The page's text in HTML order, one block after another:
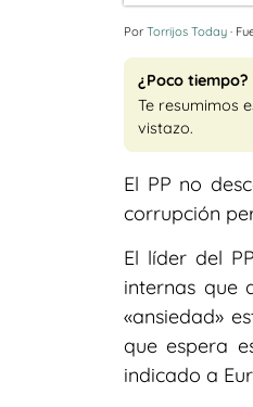
Por Torrijos Today ·
¿Poco tiempo?
Te resumimos
vistazo.
El PP no
corrupción
El líder del
internas que
«ansiedad»
que espera
indicado a